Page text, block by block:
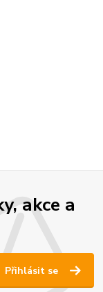
akce a
Přihlásit se